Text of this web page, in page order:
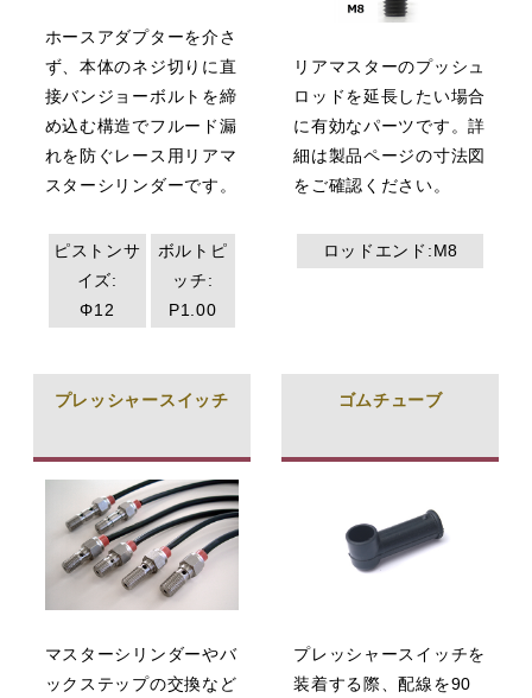
ホースアダプターを介さ
ず、本体のネジ切りに直
接バンジョーボルトを締
め込む構造でフルード漏
れを防ぐレース用リアマ
スターシリンダーです。
ピストンサ
イズ:
Φ12
ボルトピ
ッチ:
P1.00
リアマスターのプッシュ
ロッドを延長したい場合
に有効なパーツです。詳
細は製品ページの寸法図
をご確認ください。
ロッドエンド:M8
プレッシャースイッチ
マスターシリンダーやバ
ックステップの交換など
ゴムチューブ
プレッシャースイッチを
装着する際、配線を90